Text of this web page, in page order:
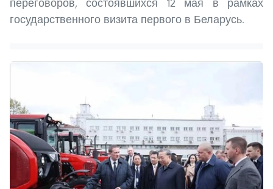
переговоров, состоявшихся 12 мая в рамках
государственного визита первого в Беларусь.